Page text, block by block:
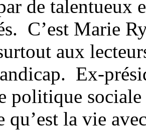
de talentueux
C’est Marie
aux
Ex-
politique
qu’est la vie